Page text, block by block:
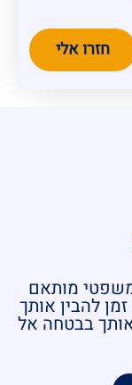
חזרו אלי
משפטי מותאם
להבין אותך
בבטחה אל